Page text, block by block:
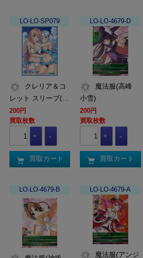
LO-LO-SP079
レット スリーブ(…
200円
買取枚数
買取カート
LO-LO-4679-D
小雪)
200円
買取枚数
買取カート
LO-LO-4679-B LO-LO-4679-A